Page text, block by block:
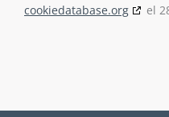
cookiedatabase.org
el